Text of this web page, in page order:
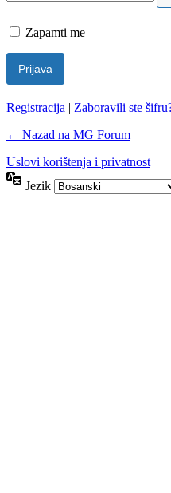
Zapamti me
Registracija | Zaboravili ste
← Nazad na MG Forum
Uslovi korištenja i privatnost
Jezik